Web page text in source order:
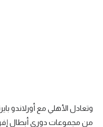
الكرة الأوروبية
وتعادل الأهلي مع أورلاندو
من مجموعات دوري أبطال